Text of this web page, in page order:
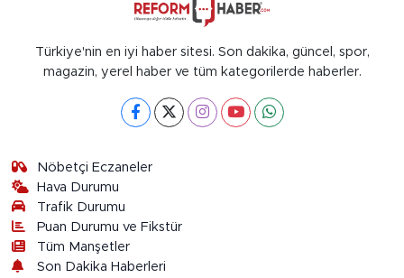
Türkiye'nin en iyi haber sitesi. Son dakika, güncel, spor,
magazin, yerel haber ve tüm kategorilerde haberler.
Nöbetçi Eczaneler
Hava Durumu
Trafik Durumu
Puan Durumu ve Fikstür
Tüm Manşetler
Son Dakika Haberleri